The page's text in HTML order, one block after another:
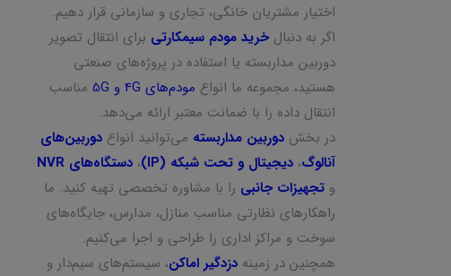
اختیار مشتریان خانگی، تجاری و سازمانی قرار دهیم.
اگر به دنبالخرید مودم سیمکارتی برای انتقال تصویر
دوربین مداربسته یا استفاده در پروژه‌های صنعتی
هستید، مجموعه ما انواع مودم‌های 4G و 5G
مناسب
انتقال داده را با ضمانت معتبر ارائه می‌دهد.
در بخشدوربین مداربسته می‌توانید انواعدوربین‌های
آنالوگ،دیجیتال و تحت شبکه (IP) ،دستگاه‌های NVR
وتجهیزات جانبی را با مشاوره تخصصی تهیه کنید. ما
راهکارهای نظارتی مناسب منازل، مدارس، جایگاه‌های
سوخت و مراکز اداری را طراحی و اجرا می‌کنیم.
همچنین در زمینهدزدگیر اماکن، سیستم‌های سیم‌دار و